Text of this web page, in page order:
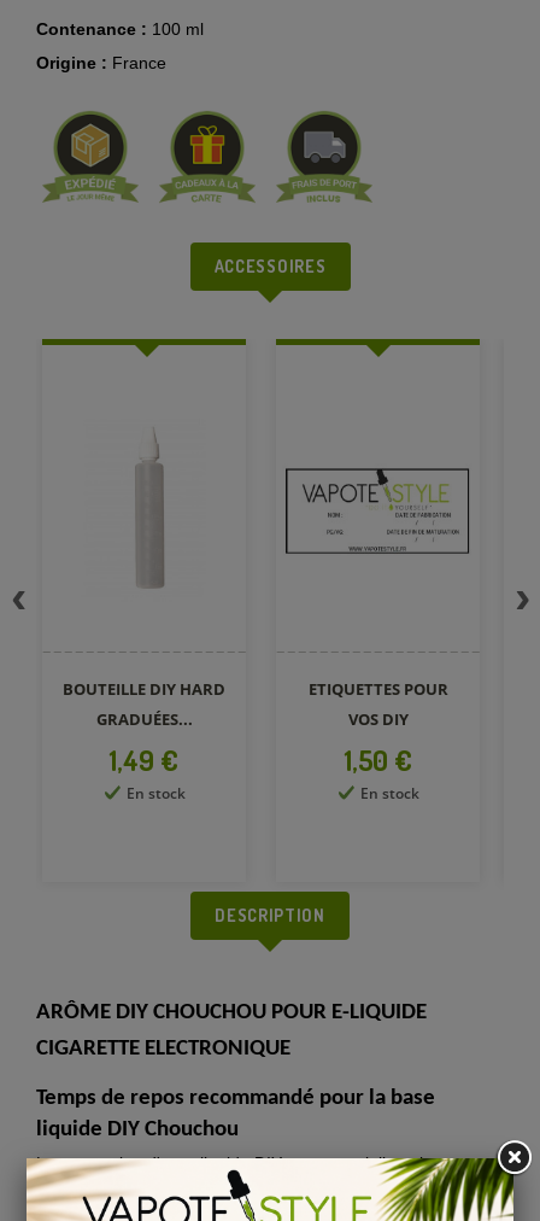
Contenance : 100 ml
Origine : France
ACCESSOIRES
BOUTEILLE DIY HARD
GRADUÉES...
Prix
1,49 €
En stock
ETIQUETTES POUR
VOS DIY
Prix
1,50 €
En stock
DESCRIPTION
ARÔME DIY CHOUCHOU POUR E-LIQUIDE
CIGARETTE ELECTRONIQUE
Temps de repos recommandé pour la base
liquide DIY Chouchou
La maturation d'un e-liquide DIY est essentielle et importante
afin d'obtenir le
meilleur de l'arôme DIY
ou son concentré e-
liquide. Nous vous invitons à bien lire les
informations de